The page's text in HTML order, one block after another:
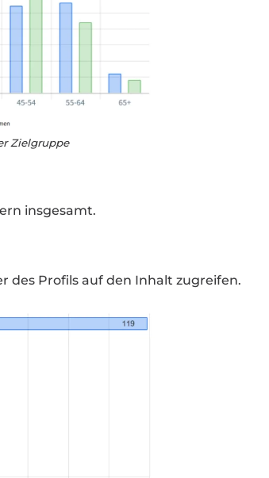
Zielgruppe
insgesamt.
des Profils auf den Inhalt zugreifen.